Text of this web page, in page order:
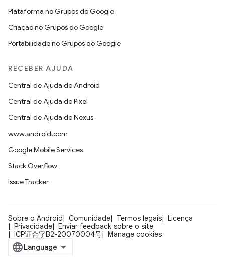
Plataforma no Grupos do Google
Criação no Grupos do Google
Portabilidade no Grupos do Google
RECEBER AJUDA
Central de Ajuda do Android
Central de Ajuda do Pixel
Central de Ajuda do Nexus
www.android.com
Google Mobile Services
Stack Overflow
Issue Tracker
Sobre o Android Comunidade Termos legais
Licença
Privacidade
Enviar feedback sobre o site
ICP证合字B2-20070004号
Manage cookies